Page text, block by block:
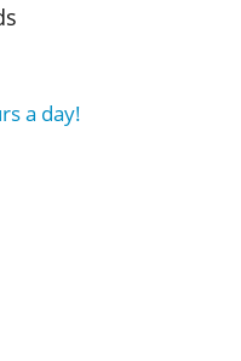
a day!